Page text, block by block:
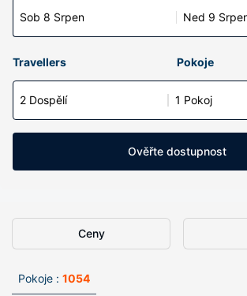
Sob 8 Srpen Ned 9
Travellers Pokoje
2 Dospělí 1 Pokoj
Ověřte dostupnost
Ceny
Pokoje : 1054